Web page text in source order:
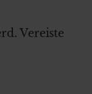
Vereiste